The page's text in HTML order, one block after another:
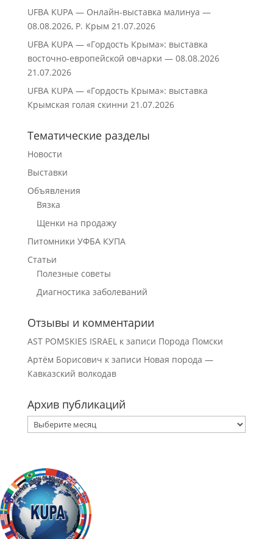
UFBA KUPA — Онлайн-выставка малинуа —
08.08.2026, Р. Крым 21.07.2026
UFBA KUPA — «Гордость Крыма»: выставка
восточно‑европейской овчарки — 08.08.2026
21.07.2026
UFBA KUPA — «Гордость Крыма»: выставка
Крымская голая скинни 21.07.2026
Тематические разделы
Новости
Выставки
Объявления
Вязка
Щенки на продажу
Питомники УФБА КУПА
Статьи
Полезные советы
Диагностика заболеваний
Отзывы и комментарии
AST POMSKIES ISRAELк записи Порода Помски
Артём Борисович к записи Новая порода —
Кавказский волкодав
Архив публикаций
Архив
публикаций